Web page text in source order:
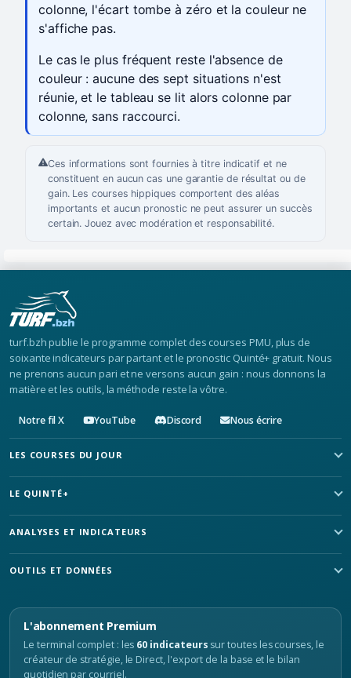
colonne, l'écart tombe à zéro et la couleur ne
s'affiche pas.
Le cas le plus fréquent reste l'absence de
couleur : aucune des sept situations n'est
réunie, et le tableau se lit alors colonne par
colonne, sans raccourci.
Ces informations sont fournies à titre indicatif et ne
constituent en aucun cas une garantie de résultat ou de
gain. Les courses hippiques comportent des aléas
importants et aucun pronostic ne peut assurer un succès
certain. Jouez avec modération et responsabilité.
turf.bzh publie le programme complet des courses PMU, plus de
soixante indicateurs par partant et le pronostic Quinté+ gratuit. Nous
ne prenons aucun pari et ne versons aucun gain : nous donnons la
matière et les outils, la méthode reste la vôtre.
Notre fil X YouTube Discord Nous écrire
LES COURSES DU JOUR
LE QUINTÉ+
ANALYSES ET INDICATEURS
OUTILS ET DONNÉES
L'abonnement Premium
Le terminal complet : les 60 indicateurs sur toutes les courses, le
créateur de stratégie, le Direct, l'export de la base et le bilan
quotidien par courriel.